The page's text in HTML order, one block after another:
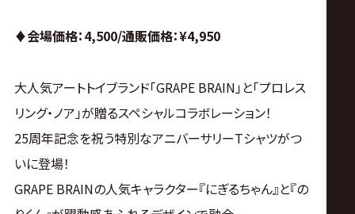
♦︎会場価格：4,500/通販価格：¥4,950
大人気アートトイブランド「GRAPE BRAIN」と「プロレス
リング・ノア」が贈るスペシャルコラボレーション！
25周年記念を祝う特別なアニバーサリーTシャツがつ
いに登場！
GRAPE BRAINの人気キャラクター『にぎるちゃん』と『の